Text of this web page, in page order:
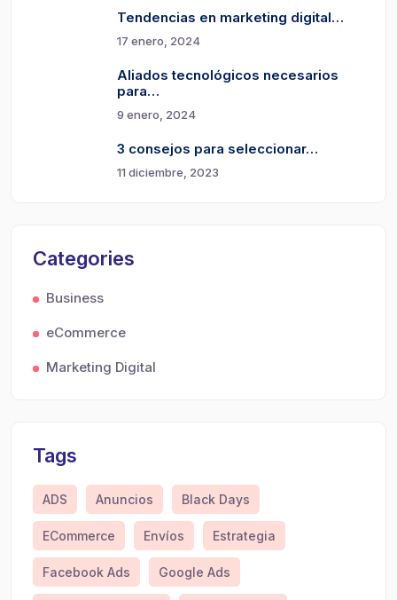
Tendencias en marketing digital…
17 enero, 2024
Aliados tecnológicos necesarios
para…
9 enero, 2024
3 consejos para seleccionar…
11 diciembre, 2023
Categories
Business
eCommerce
Marketing Digital
Tags
ADS Anuncios Black Days
ECommerce Envíos Estrategia
Facebook Ads Google Ads